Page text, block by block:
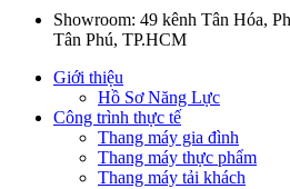
Showroom: 49 kênh Tân Hóa,
Tân Phú, TP.HCM
Giới thiệu
Hồ Sơ Năng Lực
Công trình thực tế
Thang máy gia đình
Thang máy thực phẩm
Thang máy tải khách